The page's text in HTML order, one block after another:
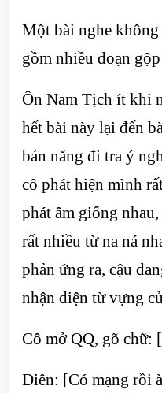
Một bài nghe không
gồm nhiều đoạn
Ôn Nam Tịch ít khi
hết bài này lại đến
bản năng đi tra ý
cô phát hiện mình
phát âm giống
rất nhiều từ na ná
phản ứng ra, cậu
nhận diện từ vựng
Cô mở QQ, gõ chữ:
Diên: [Có mạng rồi